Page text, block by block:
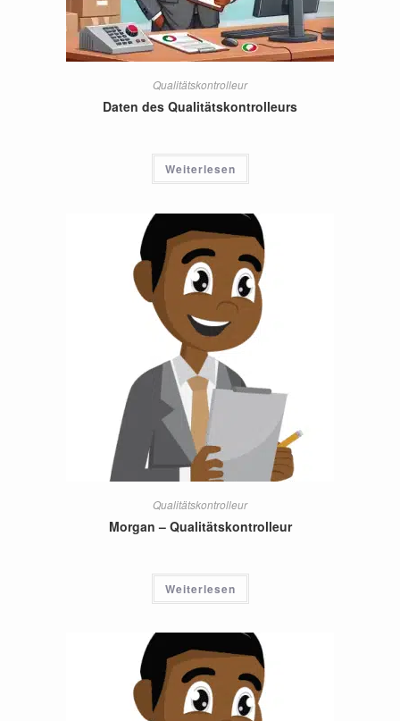
Qualitätskontrolleur
Daten des Qualitätskontrolleurs
Weiterlesen
Qualitätskontrolleur
Morgan – Qualitätskontrolleur
Weiterlesen